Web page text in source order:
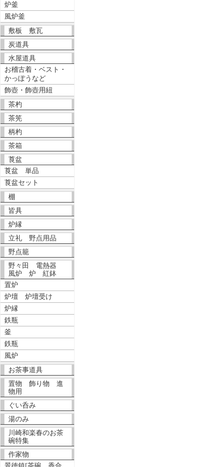
炉釜
風炉釜
敷板 敷瓦
炭道具
水屋道具
お稽古着・ベスト・
かっぽうなど
飾壺・飾壺用紐
茶杓
茶筅
柄杓
茶箱
莨盆
莨盆 単品
莨盆セット
棚
皆具
炉縁
立礼 野点用品
野点籠
野々田 電熱器
風炉 炉 紅鉢
置炉
炉壇 炉壇受け
炉縁
鉄瓶
釜
鉄瓶
風炉
お茶事道具
置物 飾り物 進
物用
ぐい呑み
湯のみ
川崎和楽春のお茶
碗特集
作家物